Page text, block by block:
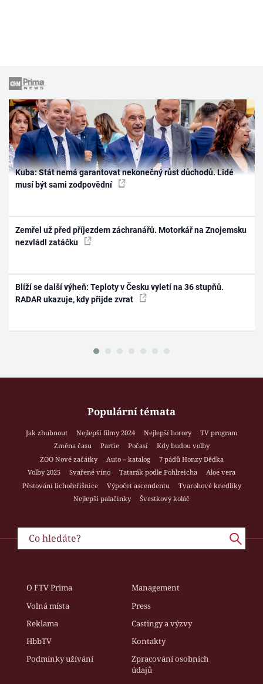
Kuba: Stát nemá garantovat nekonečný růst důchodů. Lidé
musí být sami zodpovědní
Zemřel už před příjezdem záchranářů. Motorkář na Znojemsku
nezvládl zatáčku
Blíží se další výheň: Teploty v Česku vyletí na 36 stupňů.
RADAR ukazuje, kdy přijde zvrat
Populární témata
Jak zhubnout Nejlepší filmy 2024 Nejlepší horory
TV program
Změna času
Partie Počasí
Kdy budou volby
ZOO Nové začátky
Auto – katalog
7 pádů Honzy Dědka
Volby 2025
Svařené víno Tatarák podle Pohlreicha
Aloe vera
Pěstování lichořeřišnice
Výpočet ascendentu
Tvarohové knedlíky
Nejlepší palačinky
Švestkový koláč
O FTV Prima
Management
Volná místa
Press
Reklama
Castingy a výzvy
HbbTV
Kontakty
Podmínky užívání
Zpracování osobních
údajů